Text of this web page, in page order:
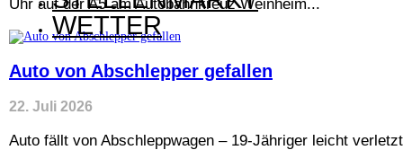
WETTER
Uhr auf der A5 am Autobahnkreuz Weinheim...
Auto von Abschlepper gefallen
22. Juli 2026
Auto fällt von Abschleppwagen – 19-Jähriger leicht